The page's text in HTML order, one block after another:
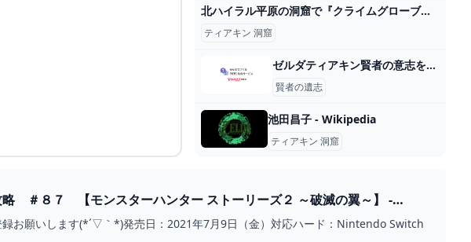
北ハイラル平原の洞窟で『クライムグローブ』の入手方法とマヨイの落とし物【ゼルダの伝説 ティアーズオブザキングダム（ティアキン）】 - YouTube
ティアキン 洞窟
ゼルダティアキン賢者の意志を集めています。しかしながらいろんな... - Yahoo!知恵袋
賢者の遺志
池田昌子 - Wikipedia
ティアキン 洞窟
＃８７ 【モンスターハンター ストーリーズ２ ～破滅の翼～】 -
お願いします(*´▽｀*)発売日：2021年7月9日（金）対応ハード：Nintendo Switch